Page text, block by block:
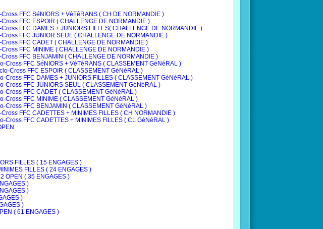
FFC SéNIORS + VéTéRANS ( CH DE NORMANDIE )
FFC ESPOIR ( CHALLENGE DE NORMANDIE )
FFC DAMES + JUNIORS FILLES( CHALLENGE DE NORMANDIE )
FFC JUNIOR SEUL ( CHALLENGE DE NORMANDIE )
FFC CADET ( CHALLENGE DE NORMANDIE )
FFC MINIME ( CHALLENGE DE NORMANDIE )
FFC BENJAMIN ( CHALLENGE DE NORMANDIE )
Cross FFC SéNIORS + VéTéRANS ( CLASSEMENT GéNéRAL )
Cross FFC ESPOIR ( CLASSEMENT GéNéRAL )
Cross FFC DAMES + JUNIORS FILLES ( CLASSEMENT GéNéRAL )
Cross FFC JUNIORS SEUL ( CLASSEMENT GéNéRAL )
Cross FFC CADET ( CLASSEMENT GéNéRAL )
Cross FFC MINIME ( CLASSEMENT GéNéRAL )
Cross FFC BENJAMIN ( CLASSEMENT GéNéRAL )
FFC CADETTES + MINIMES FILLES ( CH NORMANDIE )
FFC CADETTES + MINIMES FILLES ( CL GéNéRAL )
FILLES ( 15 ENGAGES )
FILLES ( 24 ENGAGES )
OPEN ( 35 ENGAGES )
)
)
)
)
( 61 ENGAGES )